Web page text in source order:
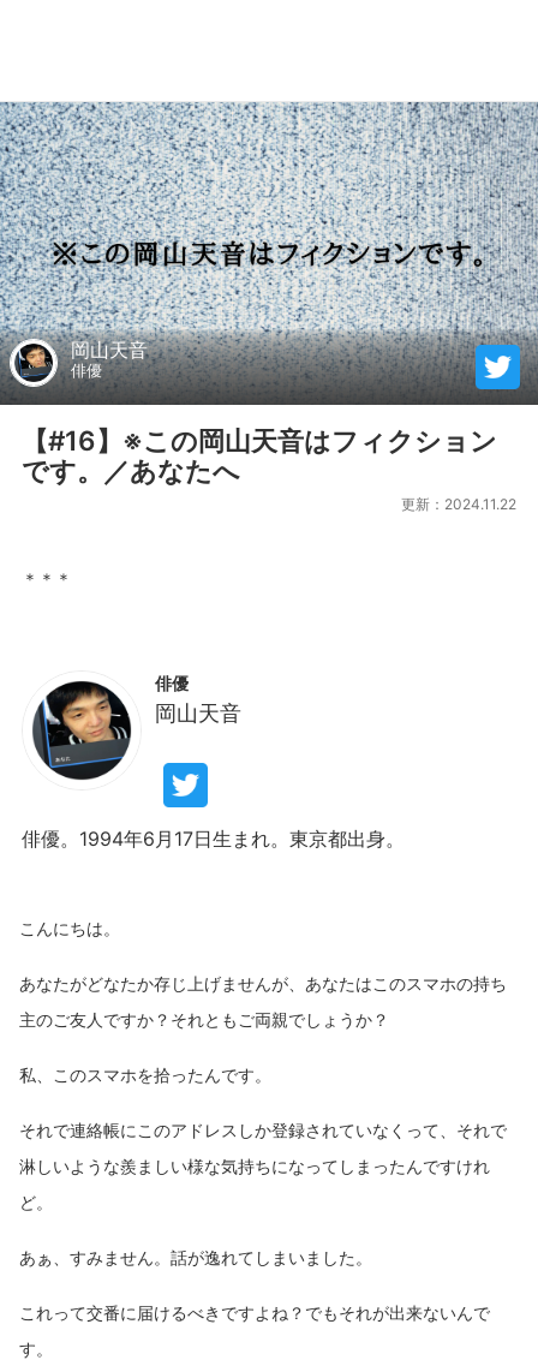
岡山天音
俳優
【#16】※この岡山天音はフィクション
です。／あなたへ
更新：2024.11.22
俳優
岡山天音
俳優。1994年6月17日生まれ。東京都出身。
こんにちは。
あなたがどなたか存じ上げませんが、あなたはこのスマホの持ち
主のご友人ですか？それともご両親でしょうか？
私、このスマホを拾ったんです。
それで連絡帳にこのアドレスしか登録されていなくって、それで
淋しいような羨ましい様な気持ちになってしまったんですけれ
ど。
あぁ、すみません。話が逸れてしまいました。
これって交番に届けるべきですよね？でもそれが出来ないんで
す。